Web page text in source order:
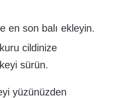
en son balı ekleyin.
cildinize
sürün.
yüzünüzden